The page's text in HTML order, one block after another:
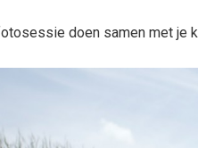
doen samen met